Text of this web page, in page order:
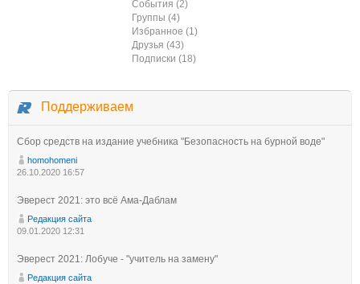
События (2)
Группы (4)
Избранное (1)
Друзья (43)
Подписки (18)
Поддерживаем
Сбор средств на издание учебника "Безопасность на бурной воде"
homohomeni
26.10.2020 16:57
Эверест 2021: это всё Ама-Даблам
Редакция сайта
09.01.2020 12:31
Эверест 2021: Лобуче - "учитель на замену"
Редакция сайта